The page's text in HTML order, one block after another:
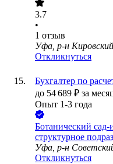
3.7
•
1 отзыв
Уфа, р-н Кировский
Откликнуться
Бухгалтер по
до 54 689 ₽ за
Опыт 1-3 года
Ботанический
структурное
Уфа, р-н
Откликнуться